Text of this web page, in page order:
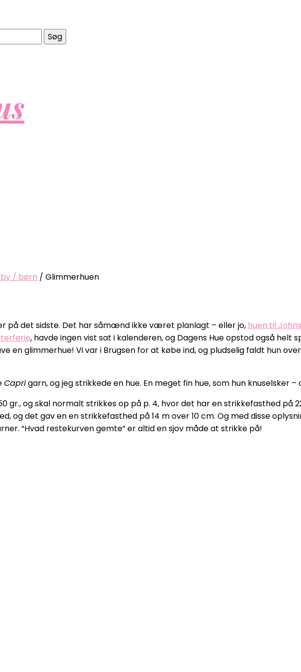
/ børn / Glimmerhuen
på det sidste. Det har såmænd ikke været planlagt – eller jo, huen til
, havde ingen vist sat i kalenderen, og Dagens Hue opstod også
en glimmerhue! Vi var i Brugsen for at købe ind, og pludselig faldt hun
Caprigarn, og jeg strikkede en hue. En meget fin hue, som hun knuselsker
gr., og skal normalt strikkes op på p. 4, hvor det har en strikkefasthed på
og det gav en en strikkefasthed på 14 m over 10 cm. Og med disse
“Hvad restekurven gemte” er altid en sjov måde at strikke på!